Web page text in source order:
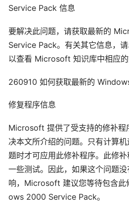
Service Pack 信息
要解决此问题，请获取最新的
Service Pack。有关其它信息，请
以查看 Microsoft 知识库中相应
260910 如何获取最新的
修复程序信息
Microsoft 提供了受支持的修补程
决本文所介绍的问题。只有计算
题时才可应用此修补程序。此修
一些测试。因此，如果这个问题
响，Microsoft 建议您等待包含此
ows 2000 Service Pack。